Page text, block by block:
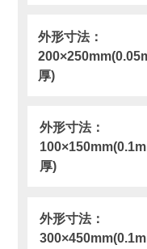
外形寸法：
厚)
外形寸法：
厚)
外形寸法：